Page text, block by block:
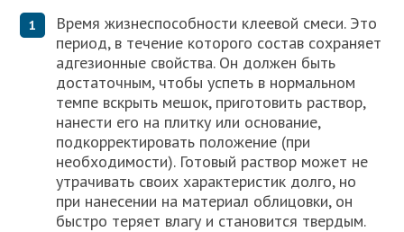
Время жизнеспособности клеевой смеси. Это
период, в течение которого состав сохраняет
адгезионные свойства. Он должен быть
достаточным, чтобы успеть в нормальном
темпе вскрыть мешок, приготовить раствор,
нанести его на плитку или основание,
подкорректировать положение (при
необходимости). Готовый раствор может не
утрачивать своих характеристик долго, но
при нанесении на материал облицовки, он
быстро теряет влагу и становится твердым.